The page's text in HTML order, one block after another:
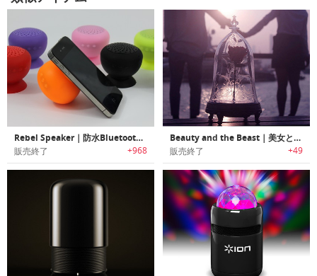
Rebel Speaker｜防水Bluetoothスピーカー＆スピーカーフォン
販売終了 +968
Beauty and the Beast｜美女と野獣をモチーフにデザインされたBluetoothスピーカー
販売終了 +49